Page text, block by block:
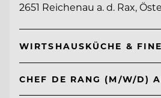
2651 Reichenau a. d. Rax,
WIRTSHAUSKÜCHE &
CHEF DE RANG (M/W/D)